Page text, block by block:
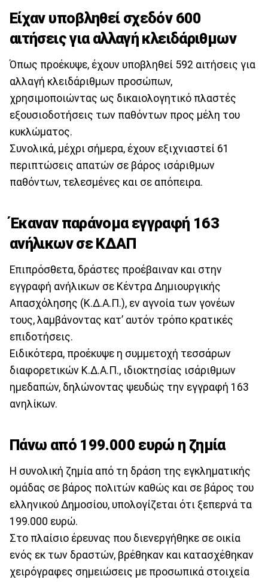
Είχαν υποβληθεί σχεδόν 600
αιτήσεις για αλλαγή κλειδάριθμων
Όπως προέκυψε, έχουν υποβληθεί 592 αιτήσεις για
αλλαγή κλειδάριθμων προσώπων,
χρησιμοποιώντας ως δικαιολογητικό πλαστές
εξουσιοδοτήσεις των παθόντων προς μέλη του
κυκλώματος.
Συνολικά, μέχρι σήμερα, έχουν εξιχνιαστεί 61
περιπτώσεις απατών σε βάρος ισάριθμων
παθόντων, τελεσμένες και σε απόπειρα.
Έκαναν παράνομα εγγραφή 163
ανήλικων σε ΚΔΑΠ
Επιπρόσθετα, δράστες προέβαιναν και στην
εγγραφή ανήλικων σε Κέντρα Δημιουργικής
Απασχόλησης (Κ.Δ.Α.Π.), εν αγνοία των γονέων
τους, λαμβάνοντας κατ’ αυτόν τρόπο κρατικές
επιδοτήσεις.
Ειδικότερα, προέκυψε η συμμετοχή τεσσάρων
διαφορετικών Κ.Δ.Α.Π., ιδιοκτησίας ισάριθμων
ημεδαπών, δηλώνοντας ψευδώς την εγγραφή 163
ανηλίκων.
Πάνω από 199.000 ευρώ η ζημία
Η συνολική ζημία από τη δράση της εγκληματικής
ομάδας σε βάρος πολιτών καθώς και σε βάρος του
ελληνικού Δημοσίου, υπολογίζεται ότι ξεπερνά τα
199.000 ευρώ.
Στο πλαίσιο έρευνας που διενεργήθηκε σε οικία
ενός εκ των δραστών, βρέθηκαν και κατασχέθηκαν
χειρόγραφες σημειώσεις με προσωπικά στοιχεία